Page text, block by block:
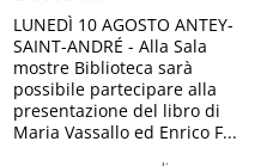
LUNEDÌ 10 AGOSTO ANTEY-
SAINT-ANDRÉ - Alla Sala
mostre Biblioteca sarà
possibile partecipare alla
presentazione del libro di
Maria Vassallo ed Enrico F...